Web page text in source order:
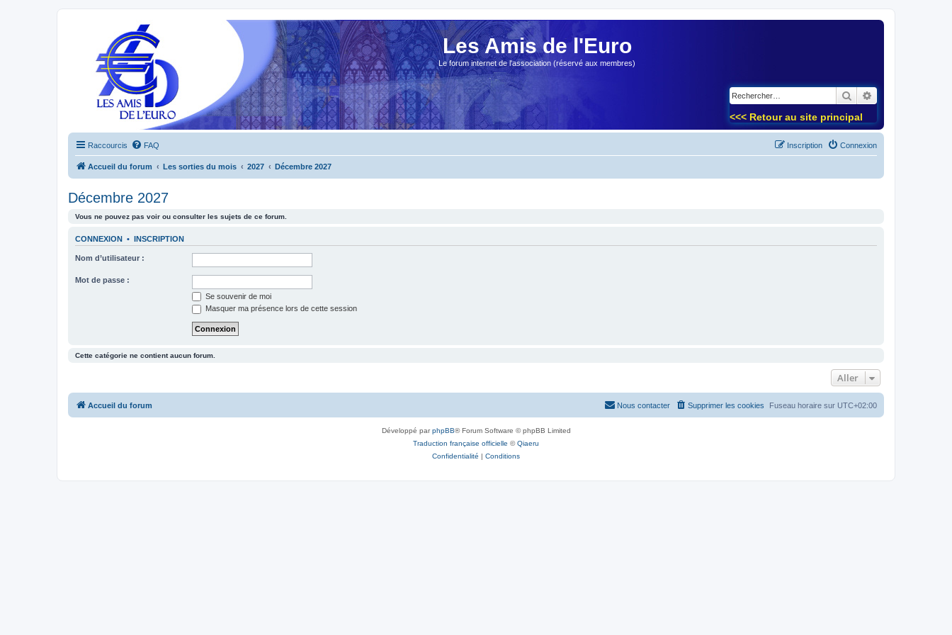
Les Amis de l'Euro
Le forum internet de l'association (réservé aux membres)
Rechercher
<<< Retour au site principal
Raccourcis FAQ Connexion
Inscription
Accueil du forum Les sorties du mois 2027 Décembre 2027
Décembre 2027
Vous ne pouvez pas voir ou consulter les sujets de ce forum.
CONNEXION • INSCRIPTION
Nom d’utilisateur :
Mot de passe :
Se souvenir de moi
Masquer ma présence lors de cette session
Cette catégorie ne contient aucun forum.
Aller
Accueil du forum Fuseau horaire sur UTC+02:00
Supprimer les cookies
Nous contacter
Développé parphpBB® Forum Software © phpBB Limited
Traduction française officielle ©Qiaeru
Confidentialité | Conditions